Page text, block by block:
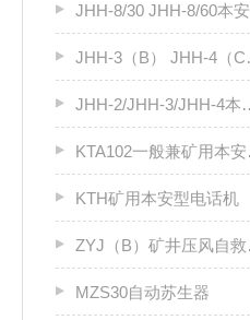
JHH-8/30 JHH-8/60本安电路用接线盒
JHH-3（B） JHH-4（C）本安电路用接线盒
JHH-2/JHH-3/JHH-4本安电路用接线盒
KTA102一般兼矿用本安型电话耦合器
KTH矿用本安型电话机
ZYJ（B）矿井压风自救装置
MZS30自动苏生器